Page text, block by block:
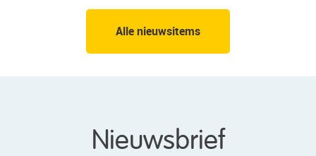
Alle nieuwsitems
Nieuwsbrief